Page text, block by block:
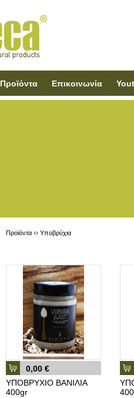
Προϊόντα Επικοινωνία
Προϊόντα ›› Υποβρύχια
0,00 €
ΥΠΟΒΡΥΧΙΟ ΒΑΝΙΛΙΑ
400gr